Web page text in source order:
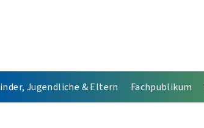
Jugendliche & Eltern Fachpublikum